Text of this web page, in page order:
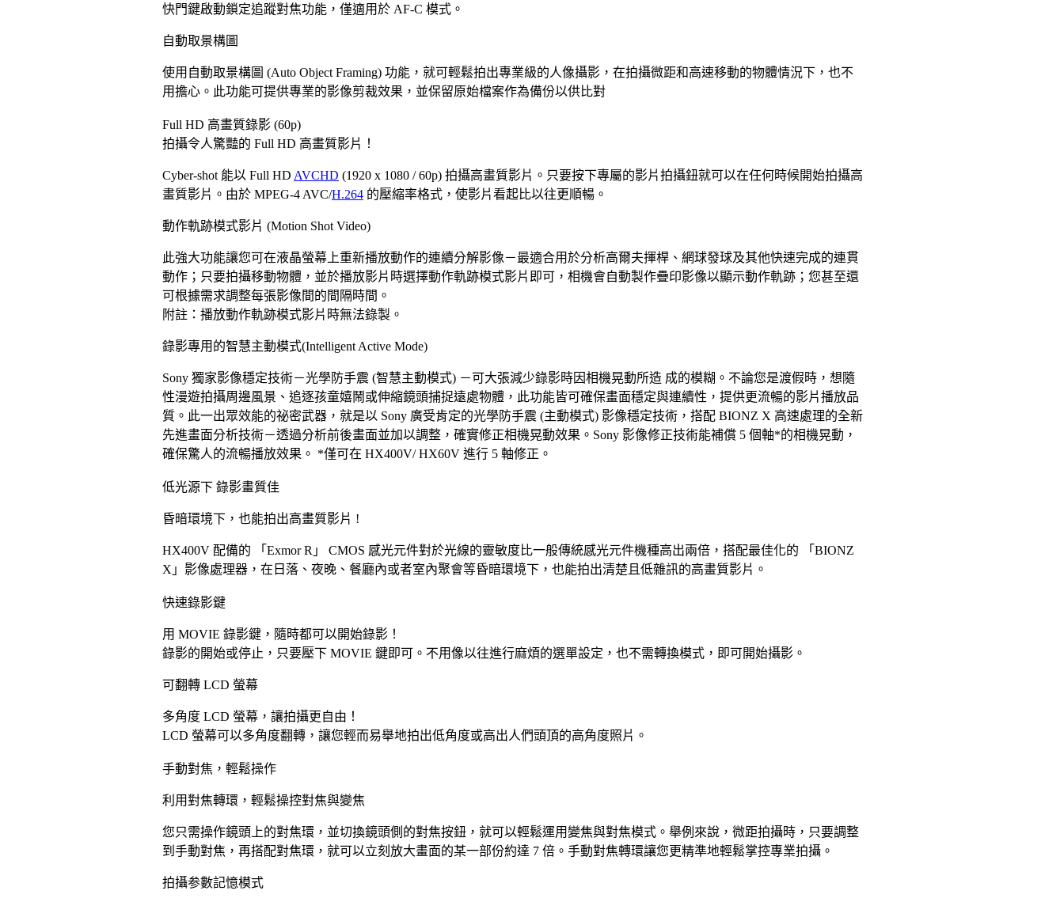
快門鍵啟動鎖定追蹤對焦功能，僅適用於 AF-C 模式。
自動取景構圖
使用自動取景構圖 (Auto Object Framing) 功能，就可輕鬆拍出專業級的人像攝影，在拍攝微距和高速移動的物體情況下，也不
用擔心。此功能可提供專業的影像剪裁效果，並保留原始檔案作為備份以供比對
Full HD 高畫質錄影 (60p)
拍攝令人驚豔的 Full HD 高畫質影片！
Cyber-shot 能以 Full HD AVCHD (1920 x 1080 / 60p) 拍攝高畫質影片。只要按下專屬的影片拍攝鈕就可以在任何時候開始拍攝高
畫質影片。由於 MPEG-4 AVC/H.264 的壓縮率格式，使影片看起比以往更順暢。
動作軌跡模式影片 (Motion Shot Video)
此強大功能讓您可在液晶螢幕上重新播放動作的連續分解影像－最適合用於分析高爾夫揮桿、網球發球及其他快速完成的連貫
動作；只要拍攝移動物體，並於播放影片時選擇動作軌跡模式影片即可，相機會自動製作疊印影像以顯示動作軌跡；您甚至還
可根據需求調整每張影像間的間隔時間。
附註：播放動作軌跡模式影片時無法錄製。
錄影專用的智慧主動模式(Intelligent Active Mode)
Sony 獨家影像穩定技術－光學防手震 (智慧主動模式) －可大張減少錄影時因相機晃動所造 成的模糊。不論您是渡假時，想隨
性漫遊拍攝周邊風景、追逐孩童嬉鬧或伸縮鏡頭捕捉遠處物體，此功能皆可確保畫面穩定與連續性，提供更流暢的影片播放品
質。此一出眾效能的祕密武器，就是以 Sony 廣受肯定的光學防手震 (主動模式) 影像穩定技術，搭配 BIONZ X 高速處理的全新
先進畫面分析技術－透過分析前後畫面並加以調整，確實修正相機晃動效果。Sony 影像修正技術能補償 5 個軸*的相機晃動，
確保驚人的流暢播放效果。 *僅可在 HX400V/ HX60V 進行 5 軸修正。
低光源下 錄影畫質佳
昏暗環境下，也能拍出高畫質影片 !
HX400V 配備的 「Exmor R」 CMOS 感光元件對於光線的靈敏度比一般傳統感光元件機種高出兩倍，搭配最佳化的 「BIONZ
X」影像處理器，在日落、夜晚、餐廳內或者室內聚會等昏暗環境下，也能拍出清楚且低雜訊的高畫質影片。
快速錄影鍵
用 MOVIE 錄影鍵，隨時都可以開始錄影！
錄影的開始或停止，只要壓下 MOVIE 鍵即可。不用像以往進行麻煩的選單設定，也不需轉換模式，即可開始攝影。
可翻轉 LCD 螢幕
多角度 LCD 螢幕，讓拍攝更自由！
LCD 螢幕可以多角度翻轉，讓您輕而易舉地拍出低角度或高出人們頭頂的高角度照片。
手動對焦，輕鬆操作
利用對焦轉環，輕鬆操控對焦與變焦
您只需操作鏡頭上的對焦環，並切換鏡頭側的對焦按鈕，就可以輕鬆運用變焦與對焦模式。舉例來說，微距拍攝時，只要調整
到手動對焦，再搭配對焦環，就可以立刻放大畫面的某一部份約達 7 倍。手動對焦轉環讓您更精準地輕鬆掌控專業拍攝。
拍攝参數記憶模式